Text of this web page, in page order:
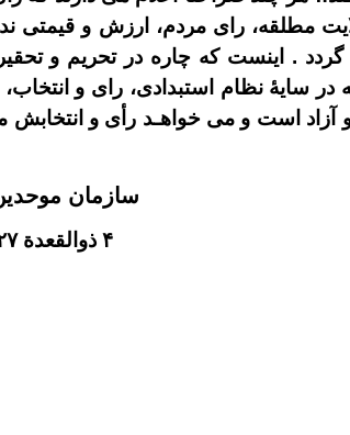
مطلقه، رای مردم، ارزش و قیمتی
. اینست که چاره در تحریم و
در سایۀ نظام استبدادی، رای و
آزاد است و می خواهـد رأی و انتخابش
سازمان
۴ ذوالقعدة